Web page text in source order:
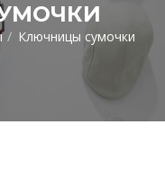
Ключницы сумочки